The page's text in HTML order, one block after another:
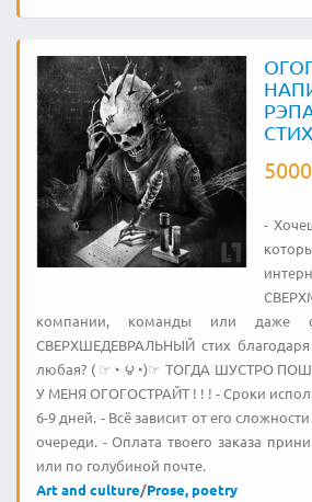
5000
-
компании, команды или даже
СВЕРХШЕДЕВРАЛЬНЫЙ стих благодаря
любая? ( ☞◔ ౪◔)☞ ТОГДА ШУСТРО
У МЕНЯ ОГОГОСТРАЙТ ! ! ! - Сроки
6-9 дней. - Всё зависит от его
очереди. - Oплата твоего заказа
или по голубиной почте.
Art and culture/Prose, poetry